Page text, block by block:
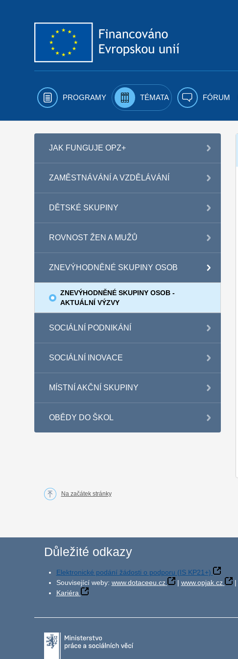
PROGRAMY TÉMATA FÓRUM
JAK FUNGUJE OPZ+
ZAMĚSTNÁVÁNÍ A VZDĚLÁVÁNÍ
DĚTSKÉ SKUPINY
ROVNOST ŽEN A MUŽŮ
ZNEVÝHODNĚNÉ SKUPINY OSOB
ZNEVÝHODNĚNÉ SKUPINY OSOB -
AKTUÁLNÍ VÝZVY
SOCIÁLNÍ PODNIKÁNÍ
SOCIÁLNÍ INOVACE
MÍSTNÍ AKČNÍ SKUPINY
OBĚDY DO ŠKOL
Na začátek stránky
Důležité odkazy
Elektronické podání žádosti o podporu (IS KP21+)
Související weby: www.dotaceeu.cz | www.opjak.cz |
Kariéra